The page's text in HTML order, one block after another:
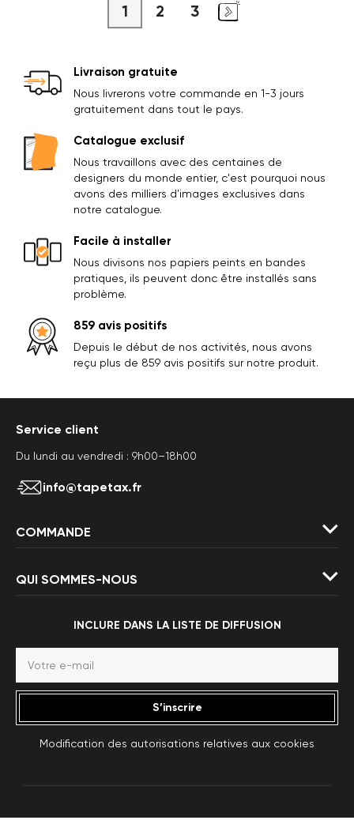
1 2 3
Livraison gratuite
Nous livrerons votre commande en 1-3 jours
gratuitement dans tout le pays.
Catalogue exclusif
Nous travaillons avec des centaines de
designers du monde entier, c'est pourquoi nous
avons des milliers d'images exclusives dans
notre catalogue.
Facile à installer
Nous divisons nos papiers peints en bandes
pratiques, ils peuvent donc être installés sans
problème.
859 avis positifs
Depuis le début de nos activités, nous avons
reçu plus de 859 avis positifs sur notre produit.
Service client
Du lundi au vendredi : 9h00–18h00
info@tapetax.fr
COMMANDE
QUI SOMMES-NOUS
INCLURE DANS LA LISTE DE DIFFUSION
S’inscrire
Modification des autorisations relatives aux cookies